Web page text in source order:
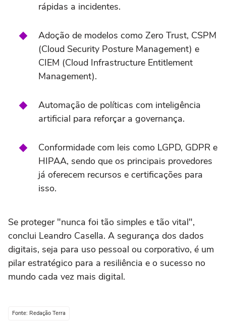
rápidas a incidentes.
Adoção de modelos como Zero Trust, CSPM
(Cloud Security Posture Management) e
CIEM (Cloud Infrastructure Entitlement
Management).
Automação de políticas com inteligência
artificial para reforçar a governança.
Conformidade com leis como LGPD, GDPR e
HIPAA, sendo que os principais provedores
já oferecem recursos e certificações para
isso.
Se proteger "nunca foi tão simples e tão vital",
conclui Leandro Casella. A segurança dos dados
digitais, seja para uso pessoal ou corporativo, é um
pilar estratégico para a resiliência e o sucesso no
mundo cada vez mais digital.
Fonte: Redação Terra